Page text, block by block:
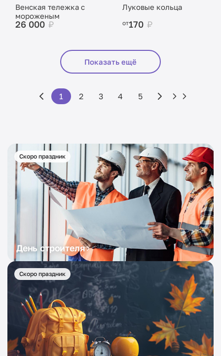
Венская тележка с
мороженым
26 000 ₽
Луковые кольца
от170 ₽
Показать ещё
1 2 3 4 5
Скоро праздник
День строителя
Скоро праздник